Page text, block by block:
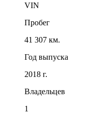
VIN
Пробег
41 307 км.
Год выпуска
2018 г.
Владельцев
1